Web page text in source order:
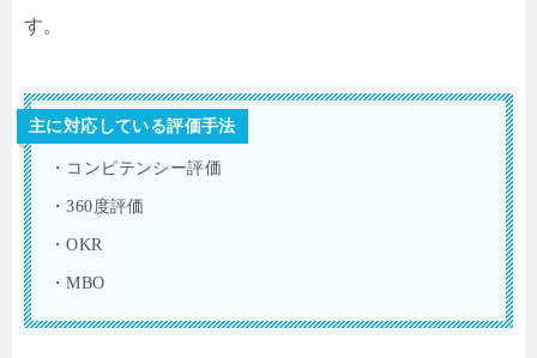
す。
主に対応している評価手法
・コンピテンシー評価
・360度評価
・OKR
・MBO